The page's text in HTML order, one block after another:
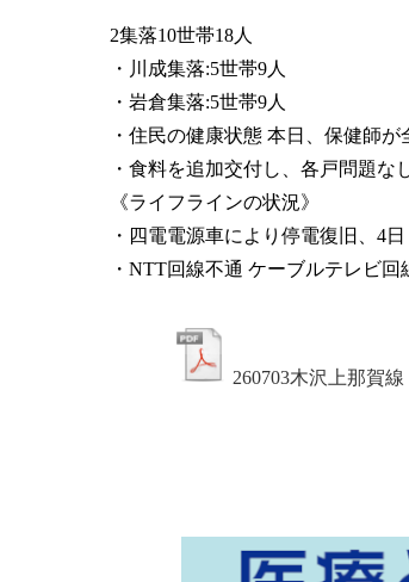
2集落10世帯18人
・川成集落:5世帯9人
・岩倉集落:5世帯9人
・住民の健康状態 本日、保健師
・食料を追加交付し、各戸問題な
《ライフラインの状況》
・四電電源車により停電復旧、4
・NTT回線不通 ケーブルテレビ
260703木沢上那賀